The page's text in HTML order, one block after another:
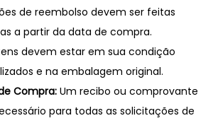
n
de reembolso devem ser feitas
a partir da data de compra.
devem estar em sua condição
e na embalagem original.
Compra:Um recibo ou comprovante
para todas as solicitações de